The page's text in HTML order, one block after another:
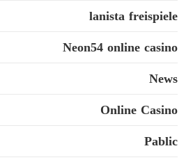
lanista freispiele
Neon54 online casino
News
Online Casino
Pablic